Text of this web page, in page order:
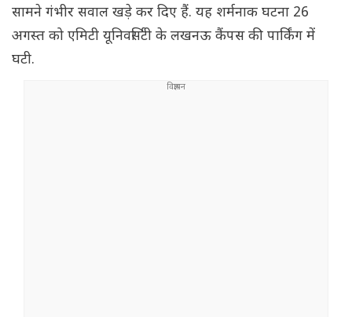
सामने गंभीर सवाल खड़े कर दिए हैं. यह शर्मनाक घटना 26
अगस्त को एमिटी यूनिवर्सिटी के लखनऊ कैंपस की पार्किंग में
घटी.